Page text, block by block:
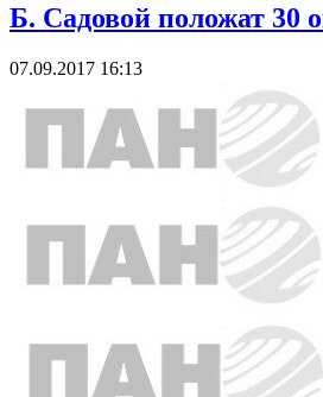
Б. Садовой положат 30
07.09.2017 16:13